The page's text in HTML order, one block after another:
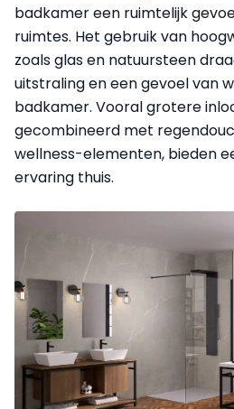
badkamer een ruimtelijk
ruimtes. Het gebruik van
zoals glas en natuursteen
uitstraling en een gevoel van
badkamer. Vooral grotere
gecombineerd met
wellness-elementen, bieden
ervaring thuis.